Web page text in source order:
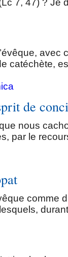
7, 47) ? Je
avec
catéchète,
de
nous
par le
comme